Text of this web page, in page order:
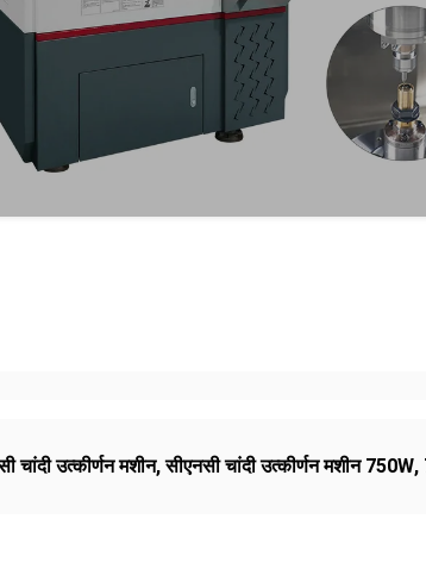
चांदी उत्कीर्णन मशीन,सीएनसी चांदी उत्कीर्णन मशीन 750W,